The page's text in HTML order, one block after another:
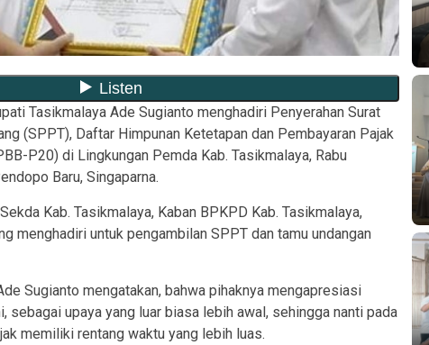
Tasikmalaya Ade Sugianto menghadiri Penyerahan Surat
(SPPT), Daftar Himpunan Ketetapan dan Pembayaran Pajak
P20) di Lingkungan Pemda Kab. Tasikmalaya, Rabu
Baru, Singaparna.
Kab. Tasikmalaya, Kaban BPKPD Kab. Tasikmalaya,
menghadiri untuk pengambilan SPPT dan tamu undangan
Sugianto mengatakan, bahwa pihaknya mengapresiasi
sebagai upaya yang luar biasa lebih awal, sehingga nanti pada
memiliki rentang waktu yang lebih luas.